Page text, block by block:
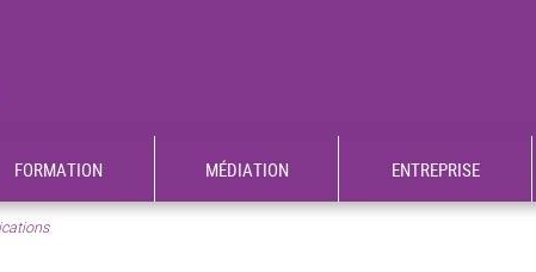
FORMATION MÉDIATION ENTREPRISE